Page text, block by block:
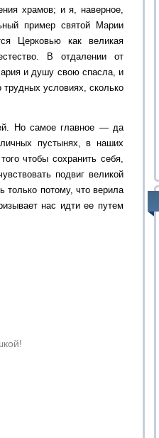
храмов; и я, наверное,
пример святой Марии
Церковью как великая
В отдалении от
и душу свою спасла, и
условиях, сколько
Но самое главное — да
пустынях, в наших
чтобы сохранить себя,
подвиг великой
только потому, что верила
нас идти ее путем